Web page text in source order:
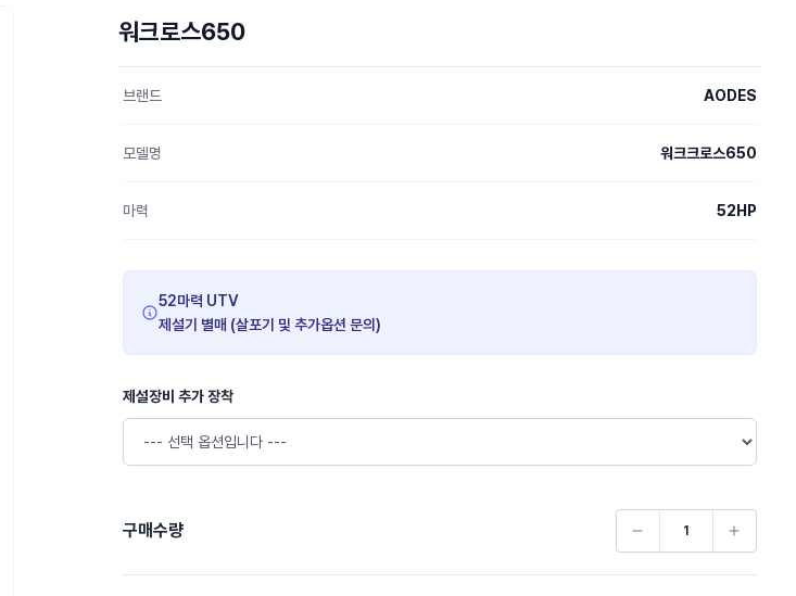
워크로스650
브랜드 AODES
모델명 워크크로스650
마력 52HP
52마력 UTV
제설기 별매 (살포기 및 추가옵션 문의)
제설장비 추가 장착
구매수량